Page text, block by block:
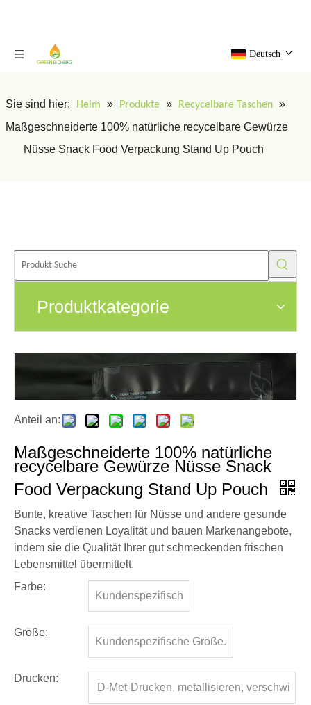
Deutsch
Sie sind hier: Heim » Produkte » Recycelbare Taschen »
Maßgeschneiderte 100% natürliche recycelbare Gewürze
Nüsse Snack Food Verpackung Stand Up Pouch
Produktkategorie
Anteil an:
Maßgeschneiderte 100% natürliche
recycelbare Gewürze Nüsse Snack
Food Verpackung Stand Up Pouch
Bunte, kreative Taschen für Nüsse und andere gesunde
Snacks verdienen Loyalität und bauen Markenangebote,
indem sie die Qualität Ihrer gut schmeckenden frischen
Lebensmittel übermittelt.
Farbe:
Kundenspezifisch
Größe:
Kundenspezifische Größe.
Drucken:
D-Met-Drucken, metallisieren, verschwi